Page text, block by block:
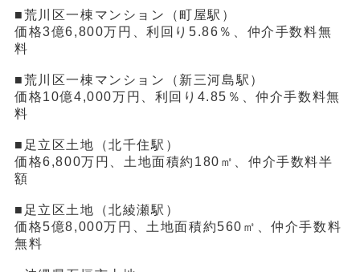
■荒川区一棟マンション（町屋駅）
価格3億6,800万円、利回り5.86％、仲介手数料無
料
■荒川区一棟マンション（新三河島駅）
価格10億4,000万円、利回り4.85％、仲介手数料無
料
■足立区土地（北千住駅）
価格6,800万円、土地面積約180㎡、仲介手数料半
額
■足立区土地（北綾瀬駅）
価格5億8,000万円、土地面積約560㎡、仲介手数料
無料